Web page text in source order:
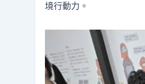
境行動力。